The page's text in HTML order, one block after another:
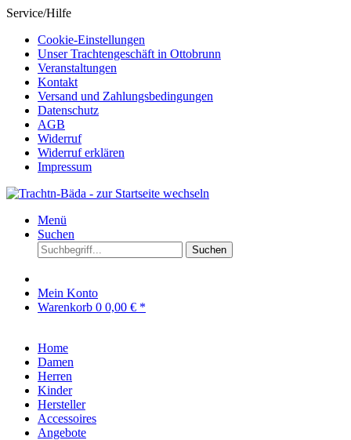
Service/Hilfe
Cookie-Einstellungen
Unser Trachtengeschäft in Ottobrunn
Veranstaltungen
Kontakt
Versand und Zahlungsbedingungen
Datenschutz
AGB
Widerruf
Widerruf erklären
Impressum
Menü
Suchen
Suchen
Mein Konto
Warenkorb 0 0,00 € *
Home
Damen
Herren
Kinder
Hersteller
Accessoires
Angebote